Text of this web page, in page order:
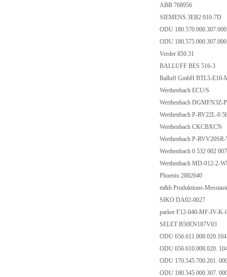
ABB 768956
SIEMENS 3EB2 010-7D
ODU
ODU
Verder 850.31
BALLUFF BES 516-3
Balluff GmbH BTL5-E10-
Werthenbach ECU/S
Werthenbach DGMFN3Z-
Werthenbach P-RV22L-
Werthenbach CKCBXCN
Werthenbach P-
Werthenbach 0 532 002
Werthenbach MD-012-2-
Phoenix 2882640
m&h Produktions-
SIKO DA02-0027
parker F12-040-MF-IV-K-
SELET B50EN187V03
ODU
ODU 656.610.008.020.
ODU 170.545.700.201.
ODU 180.545.000.307.